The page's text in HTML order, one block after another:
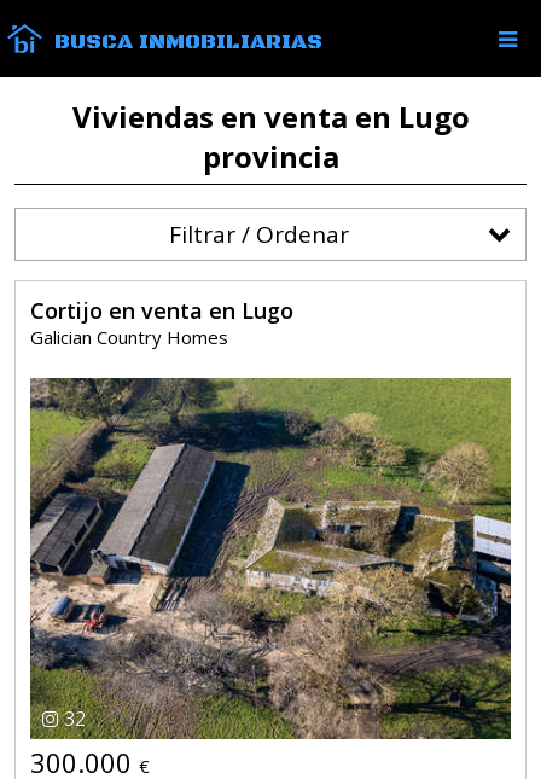
BUSCA INMOBILIARIAS
Viviendas en venta en Lugo
provincia
Filtrar / Ordenar
Cortijo en venta en Lugo
Galician Country Homes
32
300.000 €